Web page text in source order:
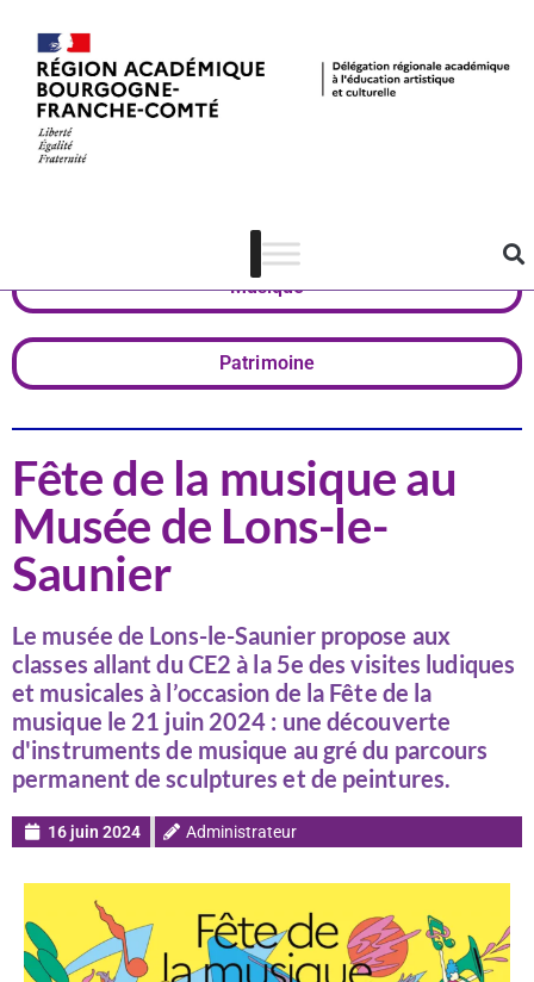
Musique
Patrimoine
Fête de la musique au
Musée de Lons-le-
Saunier
Le musée de Lons-le-Saunier propose aux
classes allant du CE2 à la 5e des visites ludiques
et musicales à l’occasion de la Fête de la
musique le 21 juin 2024 : une découverte
d'instruments de musique au gré du parcours
permanent de sculptures et de peintures.
16 juin 2024 Administrateur